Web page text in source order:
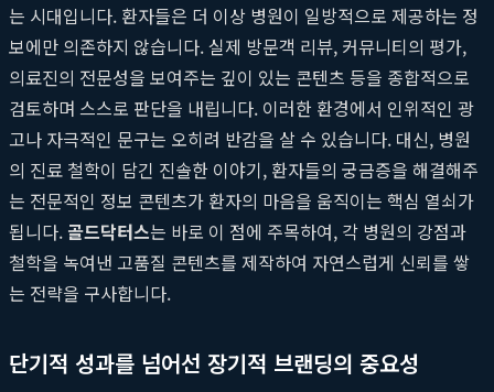
는 시대입니다. 환자들은 더 이상 병원이 일방적으로 제공하는 정
보에만 의존하지 않습니다. 실제 방문객 리뷰, 커뮤니티의 평가,
의료진의 전문성을 보여주는 깊이 있는 콘텐츠 등을 종합적으로
검토하며 스스로 판단을 내립니다. 이러한 환경에서 인위적인 광
고나 자극적인 문구는 오히려 반감을 살 수 있습니다. 대신, 병원
의 진료 철학이 담긴 진솔한 이야기, 환자들의 궁금증을 해결해주
는 전문적인 정보 콘텐츠가 환자의 마음을 움직이는 핵심 열쇠가
됩니다. 골드닥터스는 바로 이 점에 주목하여, 각 병원의 강점과
철학을 녹여낸 고품질 콘텐츠를 제작하여 자연스럽게 신뢰를 쌓
는 전략을 구사합니다.
단기적 성과를 넘어선 장기적 브랜딩의 중요성